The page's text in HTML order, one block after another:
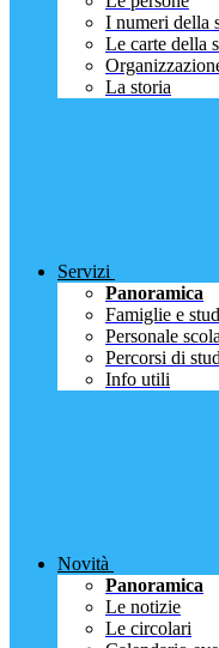
I numeri della
Le carte della
La storia
Servizi
Panoramica
Famiglie e
Personale
Percorsi di
Info utili
Novità
Panoramica
Le notizie
Le circolari